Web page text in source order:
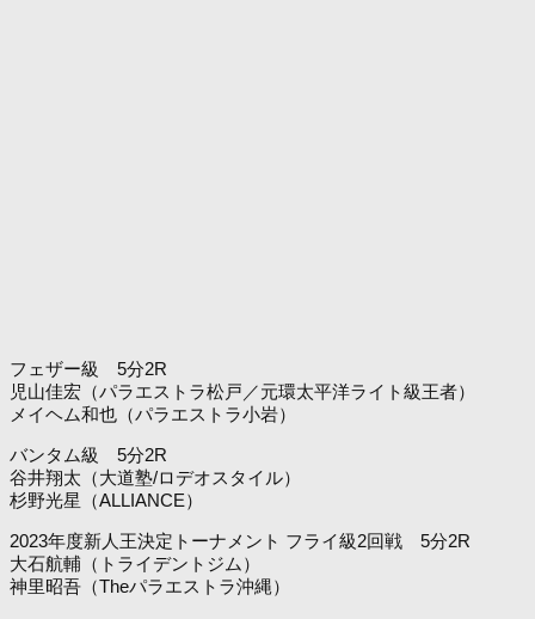
フェザー級 5分2R
児山佳宏（パラエストラ松戸／元環太平洋ライト級王者）
メイヘム和也（パラエストラ小岩）
バンタム級 5分2R
谷井翔太（大道塾/ロデオスタイル）
杉野光星（ALLIANCE）
2023年度新人王決定トーナメント フライ級2回戦 5分2R
大石航輔（トライデントジム）
神里昭吾（Theパラエストラ沖縄）